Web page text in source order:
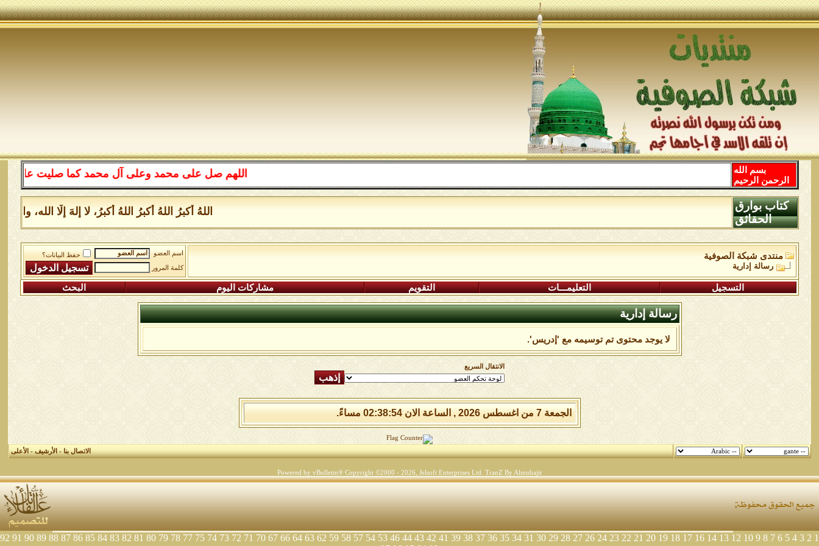
اللهم صل على محمد وعلى آل محمد كما صليت على
بسم الله
الرحمن الرحيم
اللهُ أكبرُ اللهُ أكبرُ اللهُ أكبرُ، لا إلهَ إلَّا الله،
كتاب بوارق
الحقائق
منتدى شبكة الصوفية
رسالة إدارية
اسم العضو
حفظ البيانات؟
كلمة المرور
التسجيل التعليمـــات التقويم مشاركات اليوم البحث
رسالة إدارية
لا يوجد محتوى تم توسيمه مع 'إدريس'.
الانتقال السريع
الجمعة 7 من اغسطس 2026 , الساعة الان 02:38:54 مساءً.
الاتصال بنا-الأرشيف-الأعلى
Powered by vBulletin® Copyright ©2000 - 2026, Jelsoft Enterprises Ltd. TranZ By Almuhajir
1
2
3
4
5
6
7
8
9
10
12
13
14
16
17
18
19
20
21
22
23
24
26
27
28
29
30
31
34
35
36
37
38
39
41
42
43
44
46
53
54
57
58
59
62
63
64
66
67
70
71
72
73
74
75
77
78
79
80
81
82
83
84
85
86
87
88
89
90
91
92